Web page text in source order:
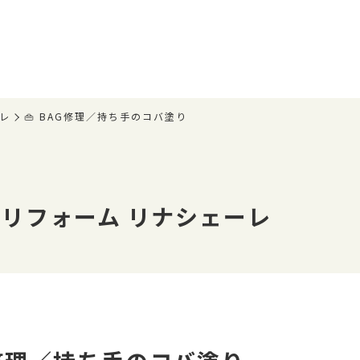
👜 BAG修理／持ち手のコバ塗り
フォーム リナシェーレ